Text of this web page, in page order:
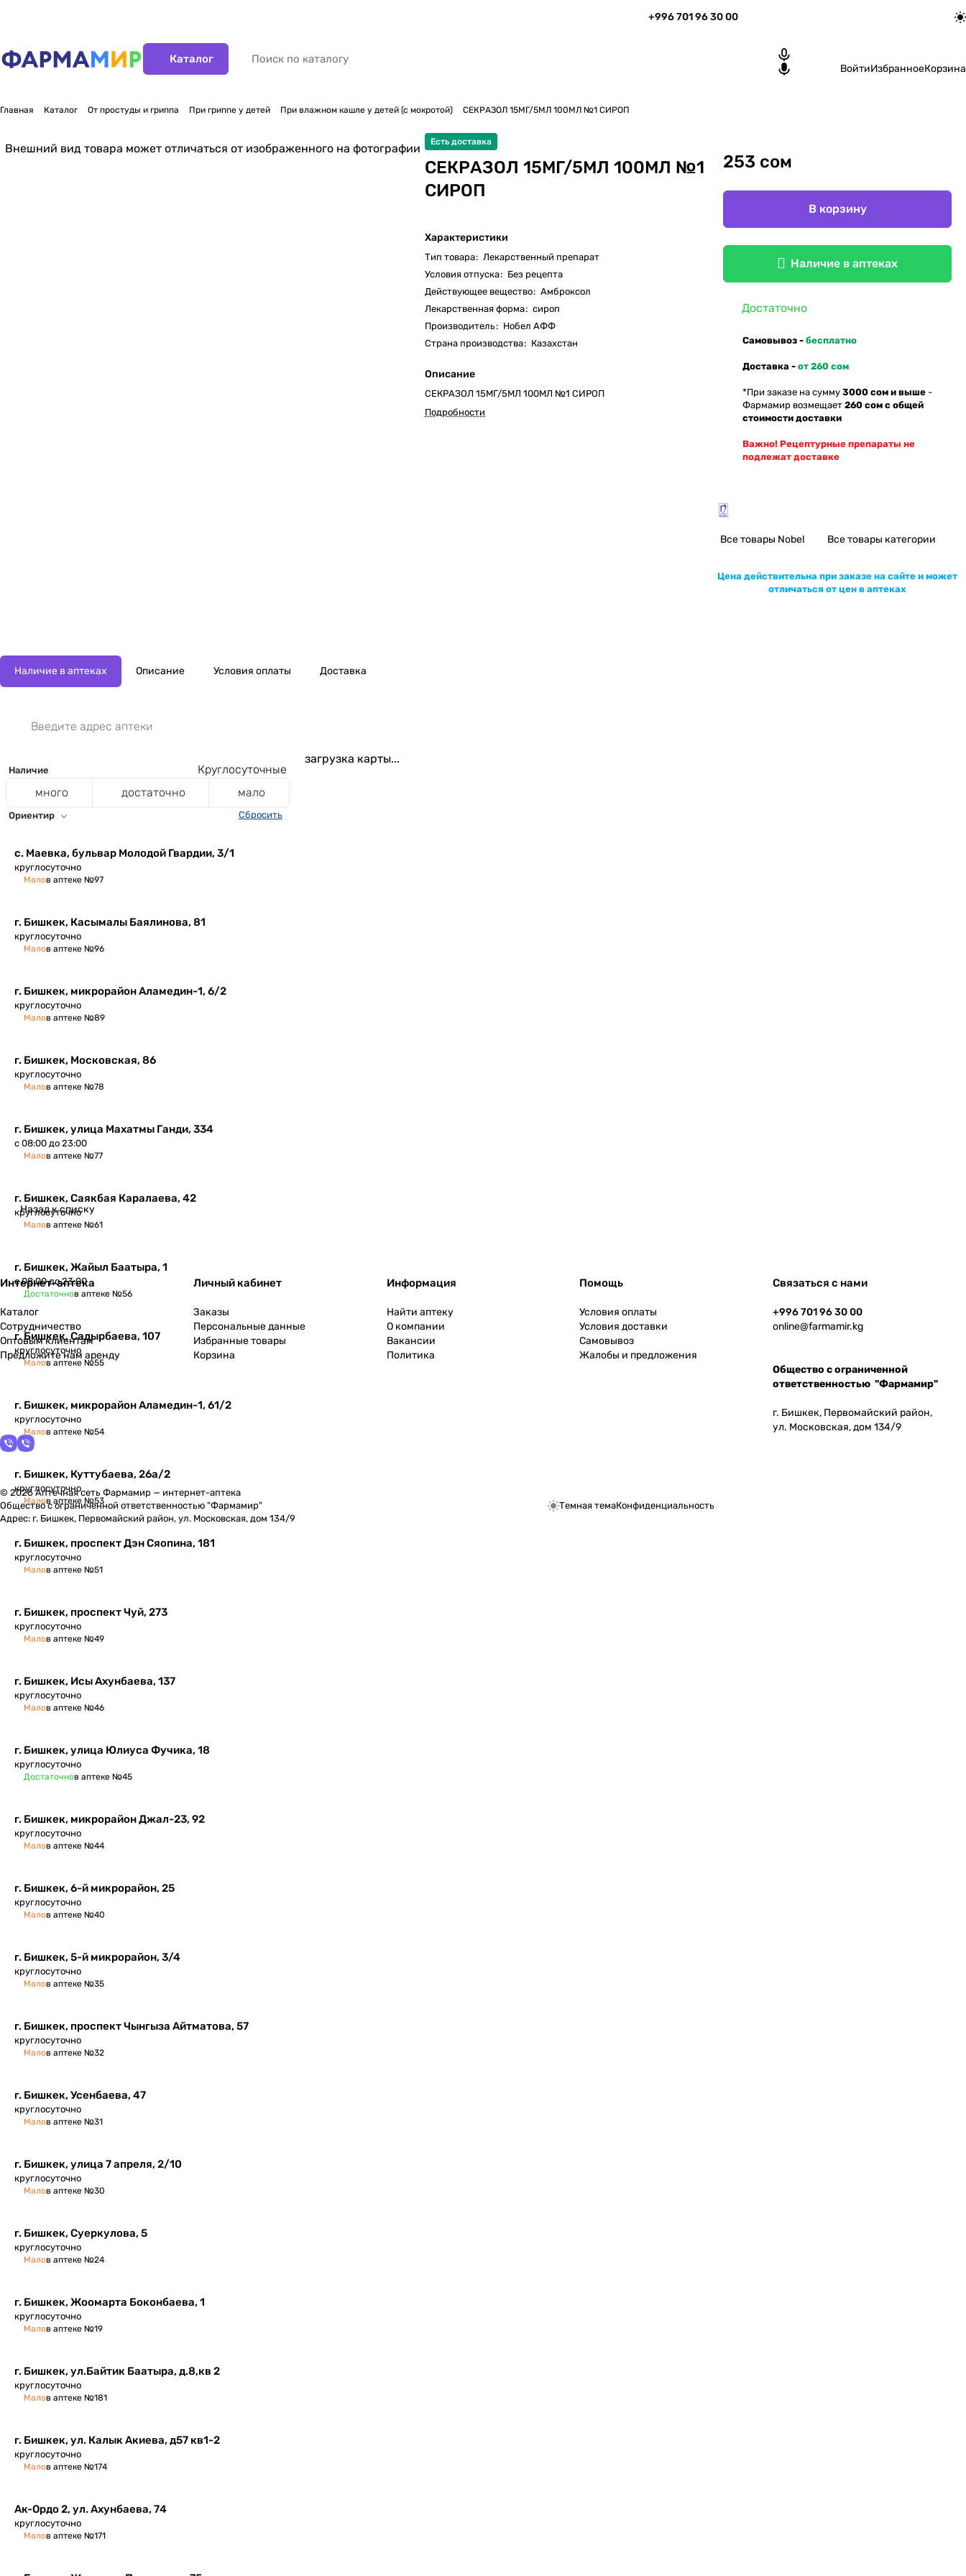
+996 701 96 30 00
Каталог
ВойтиИзбранноеКорзина
Главная Каталог От простуды и гриппа При гриппе у детей При влажном кашле у детей (с мокротой) СЕКРАЗОЛ 15МГ/5МЛ 100МЛ №1 СИРОП
Внешний вид товара может отличаться от изображенного на фотографии Есть доставка
СЕКРАЗОЛ 15МГ/5МЛ 100МЛ №1
СИРОП
Характеристики
Тип товара: Лекарственный препарат
Условия отпуска: Без рецепта
Действующее вещество: Амброксол
Лекарственная форма: сироп
Производитель: Нобел АФФ
Страна производства: Казахстан
Описание
СЕКРАЗОЛ 15МГ/5МЛ 100МЛ №1 СИРОП
Подробности
253 сом
В корзину
Наличие в аптеках
Достаточно
Самовывоз - бесплатно
Доставка - от 260 сом
*При заказе на сумму 3000 сом и выше -
Фармамир возмещает 260 сом с общей
стоимости доставки
Важно! Рецептурные препараты не
подлежат доставке
Все товары Nobel Все товары категории
Цена действительна при заказе на сайте и может
отличаться от цен в аптеках
Наличие в аптеках Описание Условия оплаты Доставка
Наличие
Круглосуточные
много
достаточно мало
Ориентир Сбросить
с. Маевка, ​бульвар Молодой Гвардии, 3/1
круглосуточно
Малов аптеке №97
г. Бишкек, ​Касымалы Баялинова, 81
круглосуточно
Малов аптеке №96
г. Бишкек, микрорайон Аламедин-1, 6/2
круглосуточно
Малов аптеке №89
г. Бишкек, Московская, 86
круглосуточно
Малов аптеке №78
г. Бишкек, улица Махатмы Ганди, 334
с 08:00 до 23:00
Малов аптеке №77
г. Бишкек, ​Саякбая Каралаева, 42
круглосуточно
Малов аптеке №61
г. Бишкек​, Жайыл Баатыра, 1
с 08:00 до 23:00
Достаточнов аптеке №56
г. Бишкек, ​Садырбаева, 107
круглосуточно
Малов аптеке №55
г. Бишкек, микрорайон Аламедин-1, 61/2
круглосуточно
Малов аптеке №54
г. Бишкек, Куттубаева, 26а/2
круглосуточно
Малов аптеке №53
г. Бишкек, проспект Дэн Сяопина, 181
круглосуточно
Малов аптеке №51
г. Бишкек, проспект Чуй, 273
круглосуточно
Малов аптеке №49
г. Бишкек, Исы Ахунбаева, 137
круглосуточно
Малов аптеке №46
г. Бишкек, улица Юлиуса Фучика, 18
круглосуточно
Достаточнов аптеке №45
г. Бишкек, микрорайон Джал-23, 92
круглосуточно
Малов аптеке №44
г. Бишкек, 6-й микрорайон, 25
круглосуточно
Малов аптеке №40
г. Бишкек, 5-й микрорайон, 3/4
круглосуточно
Малов аптеке №35
г. Бишкек, проспект Чынгыза Айтматова, 57
круглосуточно
Малов аптеке №32
г. Бишкек, Усенбаева, 47
круглосуточно
Малов аптеке №31
г. Бишкек, улица 7 апреля, 2/10
круглосуточно
Малов аптеке №30
г. Бишкек, Суеркулова, 5
круглосуточно
Малов аптеке №24
г. Бишкек, Жоомарта Боконбаева, 1
круглосуточно
Малов аптеке №19
г. Бишкек, ул.Байтик Баатыра, д.8,кв 2
круглосуточно
Малов аптеке №181
г. Бишкек, ул. Калык Акиева, д57 кв1-2
круглосуточно
Малов аптеке №174
Ак-Ордо 2, ул. Ахунбаева, 74
круглосуточно
Малов аптеке №171
загрузка карты...
Назад к списку
Интернет-аптека
Каталог
Сотрудничество
Оптовым клиентам
Предложите нам аренду
Личный кабинет
Заказы
Персональные данные
Избранные товары
Корзина
Информация
Найти аптеку
О компании
Вакансии
Политика
Помощь
Условия оплаты
Условия доставки
Самовывоз
Жалобы и предложения
Связаться с нами
+996 701 96 30 00
online@farmamir.kg
Общество с ограниченной
ответственностью "Фармамир"
г. Бишкек, Первомайский район,
ул. Московская, дом 134/9
© 2026 Аптечная сеть Фармамир — интернет-аптека
Общество с ограниченной ответственностью "Фармамир"
Адрес: г. Бишкек, Первомайский район, ул. Московская, дом 134/9
Темная темаКонфиденциальность